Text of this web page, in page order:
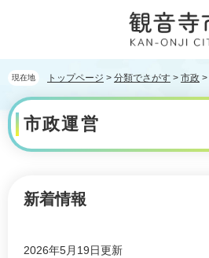
で
す。
ば
て
現在地 トップページ > 分類でさがす > 市政 >
本
文 市政運営
新着情報
2026年5月19日更新